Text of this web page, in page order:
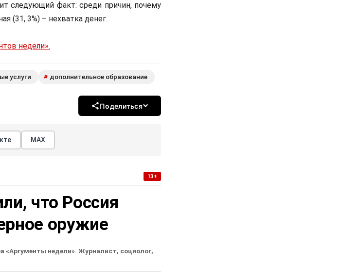
следующий факт: среди причин, почему
(31, 3%) – нехватка денег.
недели».
услуги # дополнительное образование
Поделиться
МАХ
13+
что Россия
оружие
«Аргументы недели». Журналист, социолог,